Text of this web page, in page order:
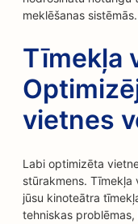
meklēšanas sistēmās.
Tīmekļa
vietnes
Labi optimizēta
stūrakmens.
jūsu kinoteātra
tehniskas